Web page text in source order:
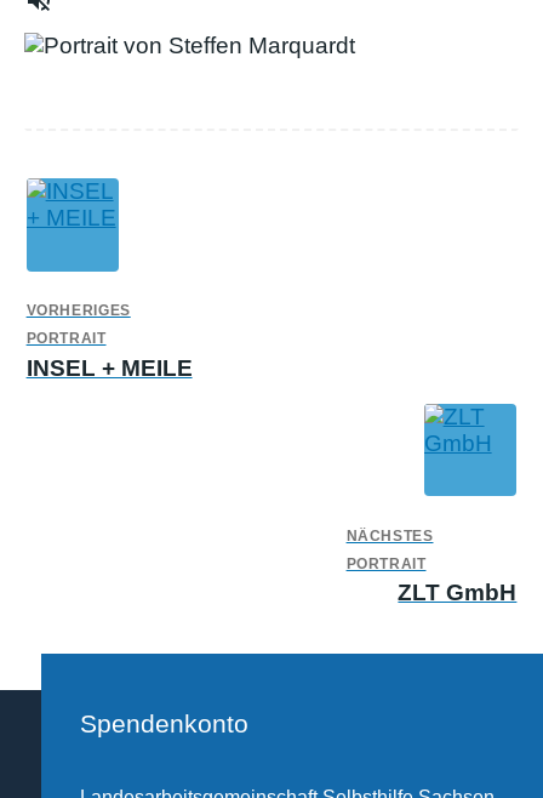
VORHERIGES
PORTRAIT
INSEL + MEILE
NÄCHSTES
PORTRAIT
ZLT GmbH
Spendenkonto